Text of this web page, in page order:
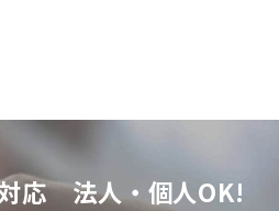
応 法人・個人OK!